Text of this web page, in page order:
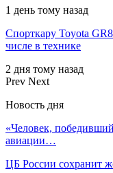
1 день тому назад
Спорткару Toyota
числе в технике
2 дня тому назад
Prev Next
Новость дня
«Человек,
авиации…
ЦБ России сохранит